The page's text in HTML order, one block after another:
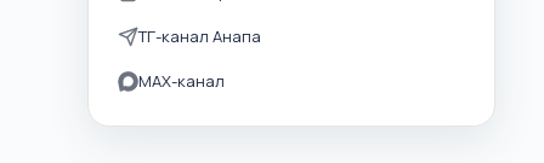
ТГ-канал Анапа
MAX-канал